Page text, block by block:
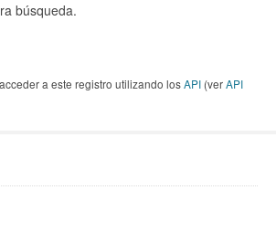
búsqueda.
a este registro utilizando losAPI (verAPI